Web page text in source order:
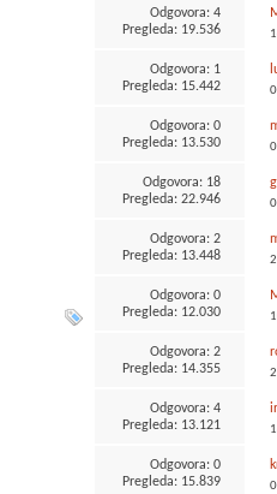
Odgovora: 4
Pregleda: 19.536
Odgovora: 1
Pregleda: 15.442
Odgovora: 0
Pregleda: 13.530
Odgovora: 18
Pregleda: 22.946
Odgovora: 2
Pregleda: 13.448
Odgovora: 0
Pregleda: 12.030
Odgovora: 2
Pregleda: 14.355
Odgovora: 4
Pregleda: 13.121
Odgovora: 0
Pregleda: 15.839